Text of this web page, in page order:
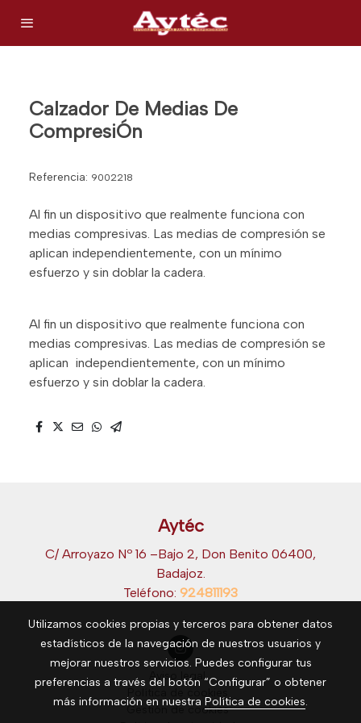
Calzador De Medias De
CompresiÓn
Referencia: 9002218
Al fin un dispositivo que realmente funciona con
medias compresivas. Las medias de compresión se
aplican independientemente, con un mínimo
esfuerzo y sin doblar la cadera.
Al fin un dispositivo que realmente funciona con
medias compresivas. Las medias de compresión se
aplican independientemente, con un mínimo
esfuerzo y sin doblar la cadera.
Aytéc
C/ Arroyazo Nº 16 –Bajo 2, Don Benito 06400,
Badajoz.
Teléfono: 924811193
Aviso legal
Gestión de cookies
Utilizamos cookies propias y terceros para obtener datos
estadísticos de la navegación de nuestros usuarios y
mejorar nuestros servicios. Puedes configurar tus
preferencias a través del botón “Configurar” o obtener
más información en nuestra Política de cookies.